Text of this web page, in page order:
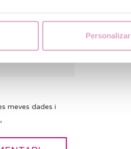
Personalizar
meves dades i